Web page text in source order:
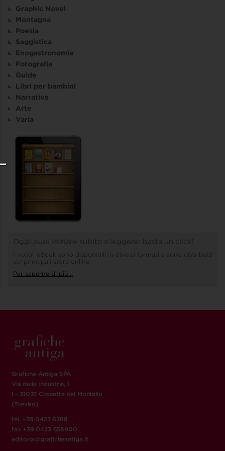
Graphic Novel
Montagna
Poesia
Saggistica
Enogastronomia
Fotografia
Guide
Libri per bambini
Narrativa
Arte
Varia
Oggi puoi iniziare subito a leggere: basta un click!
I nostri eBook sono disponibili in diversi formati e sono distribuiti
sui principali store online
Per saperne di più...
Grafiche Antiga SPA
Via delle Industrie, 1
I - 31035 Crocetta del Montello
(Treviso)
tel. +39 0423 6388
fax +39 0423 638900
editoria@graficheantiga.it